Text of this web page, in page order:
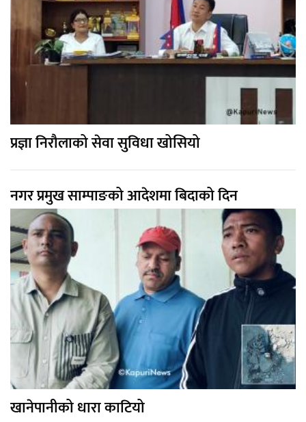
प्रज्ञा निरौलाको सेवा सुविधा खोसियो
नगर प्रमुख साम्पाङको आदेशमा बिदाको दिन
खानेपानीको धारा काटियो